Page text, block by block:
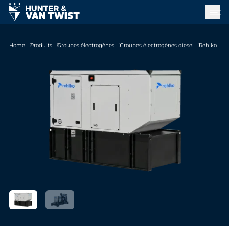
Home Produits Groupes électrogènes Groupes électrogènes diesel Rehlko KD165